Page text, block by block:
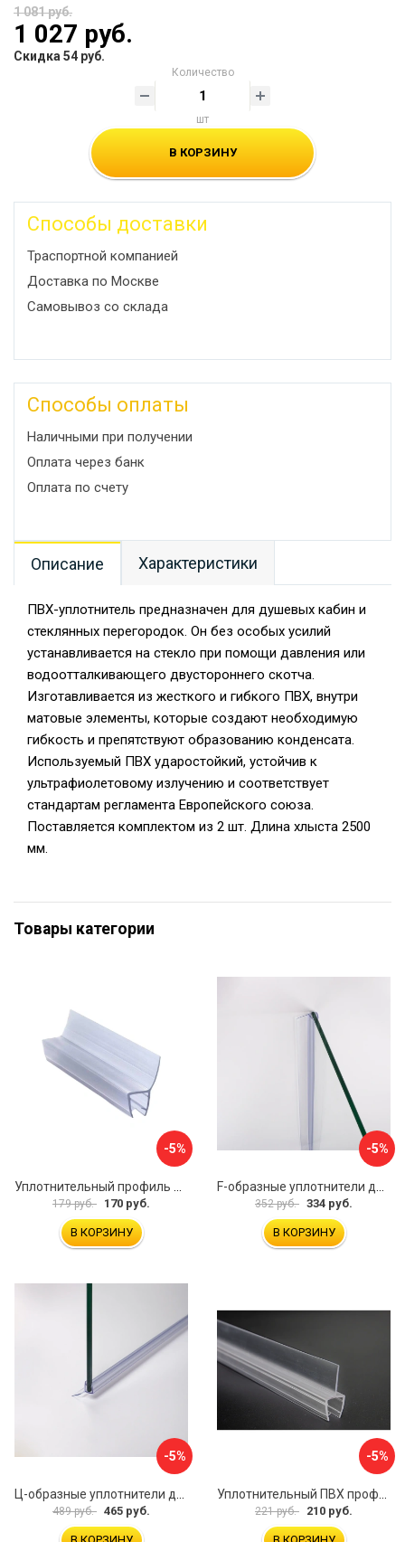
1 081 руб.
1 027 руб.
Скидка 54 руб.
Количество
шт
В КОРЗИНУ
Способы доставки
Траспортной компанией
Доставка по Москве
Самовывоз со склада
Способы оплаты
Наличными при получении
Оплата через банк
Оплата по счету
Описание Характеристики
ПВХ-уплотнитель предназначен для душевых кабин и
стеклянных перегородок. Он без особых усилий
устанавливается на стекло при помощи давления или
водоотталкивающего двустороннего скотча.
Изготавливается из жесткого и гибкого ПВХ, внутри
матовые элементы, которые создают необходимую
гибкость и препятствуют образованию конденсата.
Используемый ПВХ ударостойкий, устойчив к
ультрафиолетовому излучению и соответствует
стандартам регламента Европейского союза.
Поставляется комплектом из 2 шт. Длина хлыста 2500
мм.
Товары категории
-5%
179 руб. 170 руб.
В КОРЗИНУ
-5%
352 руб. 334 руб.
В КОРЗИНУ
-5%
Ц-образные уплотнители для душевой кабины IDDIS 965S8003DZ
489 руб. 465 руб.
-5%
Уплотнительный ПВХ профиль для стекла 8 мм SERVICE PLUS PVH04-908KW8
221 руб. 210 руб.